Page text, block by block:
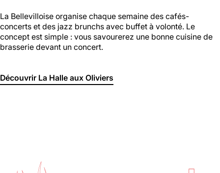
La Bellevilloise organise chaque semaine des cafés-
concerts et des jazz brunchs avec buffet à volonté. Le
concept est simple : vous savourerez une bonne cuisine de
brasserie devant un concert.
Découvrir La Halle aux Oliviers